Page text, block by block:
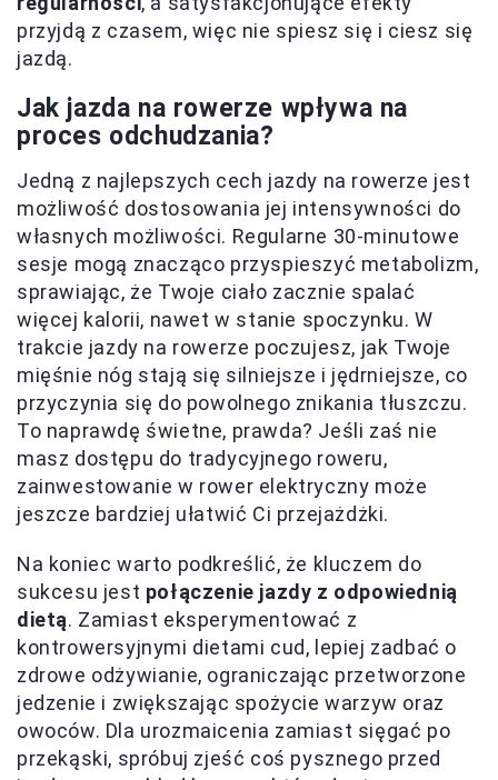
przyjdą z czasem, więc nie spiesz się i ciesz się
jazdą.
Jak jazda na rowerze wpływa na
proces odchudzania?
Jedną z najlepszych cech jazdy na rowerze jest
możliwość dostosowania jej intensywności do
własnych możliwości. Regularne 30-minutowe
sesje mogą znacząco przyspieszyć metabolizm,
sprawiając, że Twoje ciało zacznie spalać
więcej kalorii, nawet w stanie spoczynku. W
trakcie jazdy na rowerze poczujesz, jak Twoje
mięśnie nóg stają się silniejsze i jędrniejsze, co
przyczynia się do powolnego znikania tłuszczu.
To naprawdę świetne, prawda? Jeśli zaś nie
masz dostępu do tradycyjnego roweru,
zainwestowanie w rower elektryczny może
jeszcze bardziej ułatwić Ci przejażdżki.
Na koniec warto podkreślić, że kluczem do
sukcesu jest połączenie jazdy z odpowiednią
dietą. Zamiast eksperymentować z
kontrowersyjnymi dietami cud, lepiej zadbać o
zdrowe odżywianie, ograniczając przetworzone
jedzenie i zwiększając spożycie warzyw oraz
owoców. Dla urozmaicenia zamiast sięgać po
przekąski, spróbuj zjeść coś pysznego przed